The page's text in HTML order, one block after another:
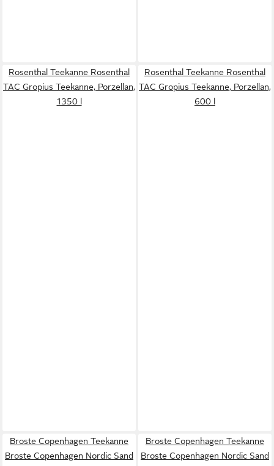
Rosenthal Teekanne Rosenthal
TAC Gropius Teekanne, Porzellan,
1350 l
Rosenthal Teekanne Rosenthal
TAC Gropius Teekanne, Porzellan,
600 l
Broste Copenhagen Teekanne
Broste Copenhagen Nordic Sand
Broste Copenhagen Teekanne
Broste Copenhagen Nordic Sand